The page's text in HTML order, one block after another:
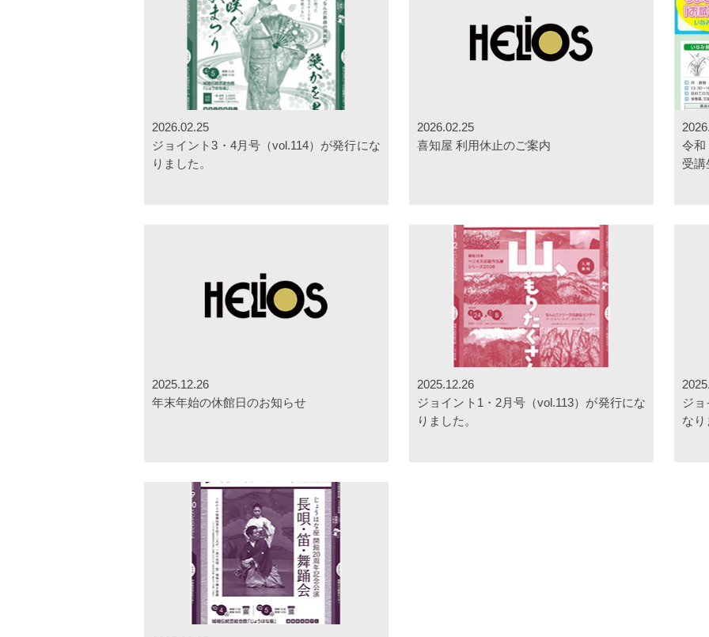
2026.02.25
ジョイント3・4月号（vol.114）が発行にな
りました。
2026.02.25
喜知屋 利用休止のご案内
令
受講
2025.12.26
年末年始の休館日のお知らせ
2025.12.26
ジョイント1・2月号（vol.113）が発行にな
りました。
ジ
なり